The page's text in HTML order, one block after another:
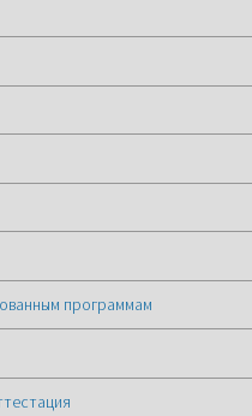
программам